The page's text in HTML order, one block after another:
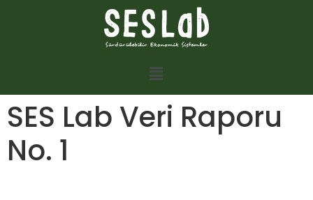
SES Lab Veri Raporu
No. 1